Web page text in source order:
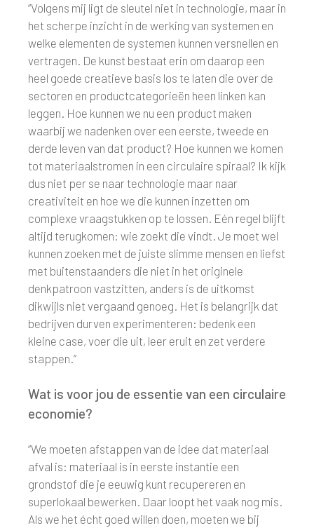
“Volgens mij ligt de sleutel niet in technologie, maar in
het scherpe inzicht in de werking van systemen en
welke elementen de systemen kunnen versnellen en
vertragen. De kunst bestaat erin om daarop een
heel goede creatieve basis los te laten die over de
sectoren en productcategorieën heen linken kan
leggen. Hoe kunnen we nu een product maken
waarbij we nadenken over een eerste, tweede en
derde leven van dat product? Hoe kunnen we komen
tot materiaalstromen in een circulaire spiraal? Ik kijk
dus niet per se naar technologie maar naar
creativiteit en hoe we die kunnen inzetten om
complexe vraagstukken op te lossen. Eén regel blijft
altijd terugkomen: wie zoekt die vindt. Je moet wel
kunnen zoeken met de juiste slimme mensen en liefst
met buitenstaanders die niet in het originele
denkpatroon vastzitten, anders is de uitkomst
dikwijls niet vergaand genoeg. Het is belangrijk dat
bedrijven durven experimenteren: bedenk een
kleine case, voer die uit, leer eruit en zet verdere
stappen.”
Wat is voor jou de essentie van een circulaire
economie?
“We moeten afstappen van de idee dat materiaal
afval is: materiaal is in eerste instantie een
grondstof die je eeuwig kunt recupereren en
superlokaal bewerken. Daar loopt het vaak nog mis.
Als we het écht goed willen doen, moeten we bij